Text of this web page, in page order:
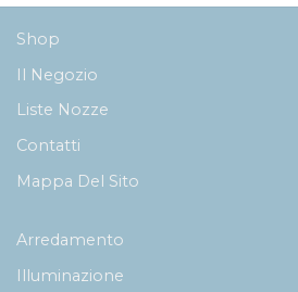
Shop
Il Negozio
Liste Nozze
Contatti
Mappa Del Sito
Arredamento
Illuminazione